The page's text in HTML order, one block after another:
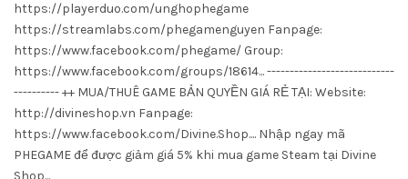
https://playerduo.com/unghophegame
https://streamlabs.com/phegamenguyen Fanpage:
https://www.facebook.com/phegame/ Group:
https://www.facebook.com/groups/18614... ----------------------------
---------- ++ MUA/THUÊ GAME BẢN QUYỀN GIÁ RẺ TẠI: Website:
http://divineshop.vn Fanpage:
https://www.facebook.com/Divine.Shop.... Nhập ngay mã
PHEGAME để được giảm giá 5% khi mua game Steam tại Divine
Shop...